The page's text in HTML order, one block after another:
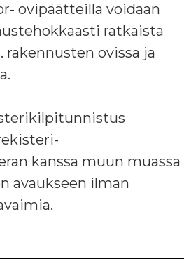
ovipäätteilla voidaan
ratkaista
ovissa ja
kanssa muun muassa
avaukseen ilman